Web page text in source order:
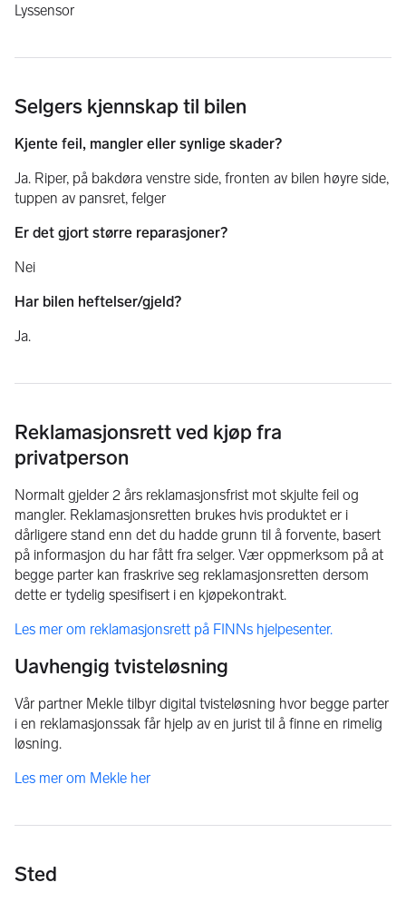
Lyssensor
Selgers kjennskap til bilen
Kjente feil, mangler eller synlige skader?
Ja. Riper, på bakdøra venstre side, fronten av bilen høyre side,
tuppen av pansret, felger
Er det gjort større reparasjoner?
Nei
Har bilen heftelser/gjeld?
Ja.
Reklamasjonsrett ved kjøp fra
privatperson
Normalt gjelder 2 års reklamasjonsfrist mot skjulte feil og
mangler. Reklamasjonsretten brukes hvis produktet er i
dårligere stand enn det du hadde grunn til å forvente, basert
på informasjon du har fått fra selger. Vær oppmerksom på at
begge parter kan fraskrive seg reklamasjonsretten dersom
dette er tydelig spesifisert i en kjøpekontrakt.
Les mer om reklamasjonsrett på FINNs hjelpesenter.
Uavhengig tvisteløsning
Vår partner Mekle tilbyr digital tvisteløsning hvor begge parter
i en reklamasjonssak får hjelp av en jurist til å finne en rimelig
løsning.
Les mer om Mekle her
Sted